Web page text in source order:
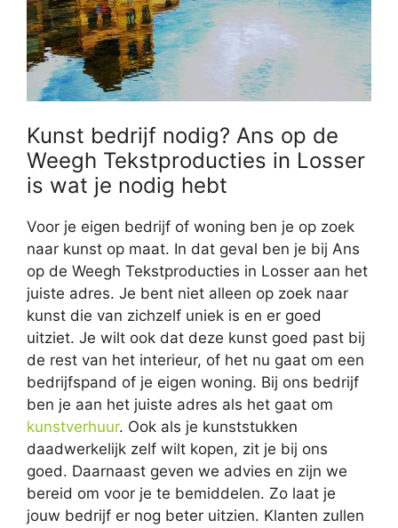
Kunst bedrijf nodig? Ans op de
Weegh Tekstproducties in Losser
is wat je nodig hebt
Voor je eigen bedrijf of woning ben je op zoek
naar kunst op maat. In dat geval ben je bij Ans
op de Weegh Tekstproducties in Losser aan het
juiste adres. Je bent niet alleen op zoek naar
kunst die van zichzelf uniek is en er goed
uitziet. Je wilt ook dat deze kunst goed past bij
de rest van het interieur, of het nu gaat om een
bedrijfspand of je eigen woning. Bij ons bedrijf
ben je aan het juiste adres als het gaat om
kunstverhuur. Ook als je kunststukken
daadwerkelijk zelf wilt kopen, zit je bij ons
goed. Daarnaast geven we advies en zijn we
bereid om voor je te bemiddelen. Zo laat je
jouw bedrijf er nog beter uitzien. Klanten zullen